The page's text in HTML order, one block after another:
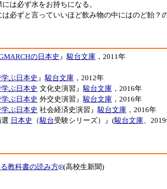
は必ず水をお持ちになる。
は必ずと言っていいほど飲み物の中にはのど飴
の日本史 』 駿台文庫，2011年
ぶ日本史 』 駿台文庫，2012年
ぶ日本史 文化史演習』 駿台文庫，2016年
ぶ日本史 外交史演習』 駿台文庫，2016年
ぶ日本史 社会経済史演習』 駿台文庫，2016年
日本史 （駿台受験シリーズ）』(駿台文庫、
教科書の読み方 (高校生新聞)